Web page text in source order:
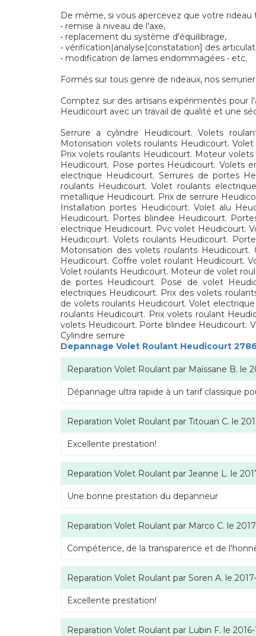
De même, si vous apercevez que votre
• remise à niveau de l'axe,
• replacement du système d'équilibrage,
• vérification|analyse|constatation] des
• modification de lames endommagées • etc.
Formés sur tous genre de rideaux, nos
Comptez sur des artisans expérimentés pour
Heudicourt avec un travail de qualité et une
Serrure a cylindre Heudicourt. Volets
Motorisation volets roulants Heudicourt.
Prix volets roulants Heudicourt. Moteur
Heudicourt. Pose portes Heudicourt. Volets
electrique Heudicourt. Serrures de portes
roulants Heudicourt. Volet roulants
metallique Heudicourt. Prix de serrure
Installation portes Heudicourt. Volet alu
Heudicourt. Portes blindee Heudicourt.
electrique Heudicourt. Pvc volet Heudicourt.
Heudicourt. Volets roulants Heudicourt.
Motorisation des volets roulants
Heudicourt. Coffre volet roulant Heudicourt.
Volet roulants Heudicourt. Moteur de volet
de portes Heudicourt. Pose de volet
electriques Heudicourt. Prix des volets
de volets roulants Heudicourt. Volet
roulants Heudicourt. Prix volets roulant
volets Heudicourt. Porte blindee Heudicourt.
Cylindre serrure
Depannage Volet Roulant Heudicourt
Reparation Volet Roulant par Maïssane B. le
Dépannage ultra rapide à un tarif classique
Reparation Volet Roulant par Titouan C. le
Excellente prestation!
Reparation Volet Roulant par Jeanne L. le
Une bonne prestation du depanneur
Reparation Volet Roulant par Marco C. le
Compétence, de la transparence et de
Reparation Volet Roulant par Soren A. le
Excellente prestation!
Reparation Volet Roulant par Lubin F. le